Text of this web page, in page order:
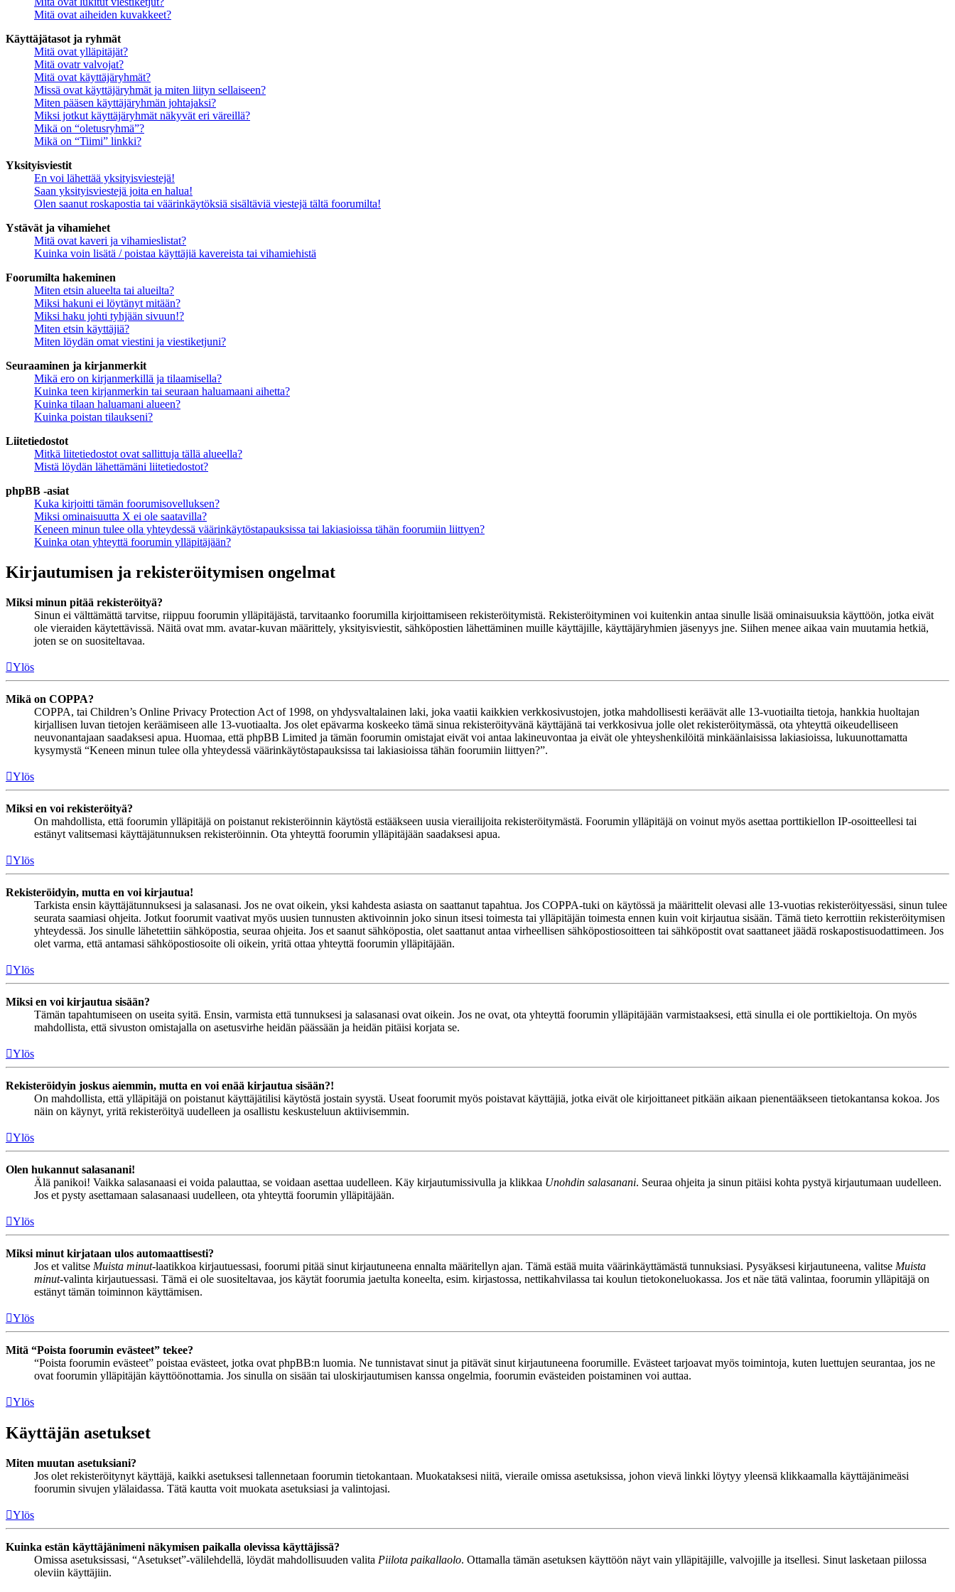
Mitä ovat aiheiden kuvakkeet?
Käyttäjätasot ja ryhmät
Mitä ovat ylläpitäjät?
Mitä ovatr valvojat?
Mitä ovat käyttäjäryhmät?
Missä ovat käyttäjäryhmät ja miten liityn sellaiseen?
Miten pääsen käyttäjäryhmän johtajaksi?
Miksi jotkut käyttäjäryhmät näkyvät eri väreillä?
Mikä on “oletusryhmä”?
Mikä on “Tiimi” linkki?
Yksityisviestit
En voi lähettää yksityisviestejä!
Saan yksityisviestejä joita en halua!
Olen saanut roskapostia tai väärinkäytöksiä sisältäviä viestejä tältä foorumilta!
Ystävät ja vihamiehet
Mitä ovat kaveri ja vihamieslistat?
Kuinka voin lisätä / poistaa käyttäjiä kavereista tai vihamiehistä
Foorumilta hakeminen
Miten etsin alueelta tai alueilta?
Miksi hakuni ei löytänyt mitään?
Miksi haku johti tyhjään sivuun!?
Miten etsin käyttäjiä?
Miten löydän omat viestini ja viestiketjuni?
Seuraaminen ja kirjanmerkit
Mikä ero on kirjanmerkillä ja tilaamisella?
Kuinka teen kirjanmerkin tai seuraan haluamaani aihetta?
Kuinka tilaan haluamani alueen?
Kuinka poistan tilaukseni?
Liitetiedostot
Mitkä liitetiedostot ovat sallittuja tällä alueella?
Mistä löydän lähettämäni liitetiedostot?
phpBB -asiat
Kuka kirjoitti tämän foorumisovelluksen?
Miksi ominaisuutta X ei ole saatavilla?
Keneen minun tulee olla yhteydessä väärinkäytöstapauksissa tai lakiasioissa tähän foorumiin liittyen?
Kuinka otan yhteyttä foorumin ylläpitäjään?
Kirjautumisen ja rekisteröitymisen ongelmat
Miksi minun pitää rekisteröityä?
Sinun ei välttämättä tarvitse, riippuu foorumin ylläpitäjästä, tarvitaanko foorumilla kirjoittamiseen rekisteröitymistä. Rekisteröityminen voi kuitenkin antaa sinulle lisää ominaisuuksia käyttöön, jotka eivät
ole vieraiden käytettävissä. Näitä ovat mm. avatar-kuvan määrittely, yksityisviestit, sähköpostien lähettäminen muille käyttäjille, käyttäjäryhmien jäsenyys jne. Siihen menee aikaa vain muutamia hetkiä,
joten se on suositeltavaa.
Ylös
Mikä on COPPA?
COPPA, tai Children’s Online Privacy Protection Act of 1998, on yhdysvaltalainen laki, joka vaatii kaikkien verkkosivustojen, jotka mahdollisesti keräävät alle 13-vuotiailta tietoja, hankkia huoltajan
kirjallisen luvan tietojen keräämiseen alle 13-vuotiaalta. Jos olet epävarma koskeeko tämä sinua rekisteröityvänä käyttäjänä tai verkkosivua jolle olet rekisteröitymässä, ota yhteyttä oikeudelliseen
neuvonantajaan saadaksesi apua. Huomaa, että phpBB Limited ja tämän foorumin omistajat eivät voi antaa lakineuvontaa ja eivät ole yhteyshenkilöitä minkäänlaisissa lakiasioissa, lukuunottamatta
kysymystä “Keneen minun tulee olla yhteydessä väärinkäytöstapauksissa tai lakiasioissa tähän foorumiin liittyen?”.
Ylös
Miksi en voi rekisteröityä?
On mahdollista, että foorumin ylläpitäjä on poistanut rekisteröinnin käytöstä estääkseen uusia vierailijoita rekisteröitymästä. Foorumin ylläpitäjä on voinut myös asettaa porttikiellon IP-osoitteellesi tai
estänyt valitsemasi käyttäjätunnuksen rekisteröinnin. Ota yhteyttä foorumin ylläpitäjään saadaksesi apua.
Ylös
Rekisteröidyin, mutta en voi kirjautua!
Tarkista ensin käyttäjätunnuksesi ja salasanasi. Jos ne ovat oikein, yksi kahdesta asiasta on saattanut tapahtua. Jos COPPA-tuki on käytössä ja määrittelit olevasi alle 13-vuotias rekisteröityessäsi, sinun tulee
seurata saamiasi ohjeita. Jotkut foorumit vaativat myös uusien tunnusten aktivoinnin joko sinun itsesi toimesta tai ylläpitäjän toimesta ennen kuin voit kirjautua sisään. Tämä tieto kerrottiin rekisteröitymisen
yhteydessä. Jos sinulle lähetettiin sähköpostia, seuraa ohjeita. Jos et saanut sähköpostia, olet saattanut antaa virheellisen sähköpostiosoitteen tai sähköpostit ovat saattaneet jäädä roskapostisuodattimeen. Jos
olet varma, että antamasi sähköpostiosoite oli oikein, yritä ottaa yhteyttä foorumin ylläpitäjään.
Ylös
Miksi en voi kirjautua sisään?
Tämän tapahtumiseen on useita syitä. Ensin, varmista että tunnuksesi ja salasanasi ovat oikein. Jos ne ovat, ota yhteyttä foorumin ylläpitäjään varmistaaksesi, että sinulla ei ole porttikieltoja. On myös
mahdollista, että sivuston omistajalla on asetusvirhe heidän päässään ja heidän pitäisi korjata se.
Ylös
Rekisteröidyin joskus aiemmin, mutta en voi enää kirjautua sisään?!
On mahdollista, että ylläpitäjä on poistanut käyttäjätilisi käytöstä jostain syystä. Useat foorumit myös poistavat käyttäjiä, jotka eivät ole kirjoittaneet pitkään aikaan pienentääkseen tietokantansa kokoa. Jos
näin on käynyt, yritä rekisteröityä uudelleen ja osallistu keskusteluun aktiivisemmin.
Ylös
Olen hukannut salasanani!
Älä panikoi! Vaikka salasanaasi ei voida palauttaa, se voidaan asettaa uudelleen. Käy kirjautumissivulla ja klikkaa Unohdin salasanani. Seuraa ohjeita ja sinun pitäisi kohta pystyä kirjautumaan uudelleen.
Jos et pysty asettamaan salasanaasi uudelleen, ota yhteyttä foorumin ylläpitäjään.
Ylös
Miksi minut kirjataan ulos automaattisesti?
Jos et valitse Muista minut-laatikkoa kirjautuessasi, foorumi pitää sinut kirjautuneena ennalta määritellyn ajan. Tämä estää muita väärinkäyttämästä tunnuksiasi. Pysyäksesi kirjautuneena, valitse Muista
minut-valinta kirjautuessasi. Tämä ei ole suositeltavaa, jos käytät foorumia jaetulta koneelta, esim. kirjastossa, nettikahvilassa tai koulun tietokoneluokassa. Jos et näe tätä valintaa, foorumin ylläpitäjä on
estänyt tämän toiminnon käyttämisen.
Ylös
Mitä “Poista foorumin evästeet” tekee?
“Poista foorumin evästeet” poistaa evästeet, jotka ovat phpBB:n luomia. Ne tunnistavat sinut ja pitävät sinut kirjautuneena foorumille. Evästeet tarjoavat myös toimintoja, kuten luettujen seurantaa, jos ne
ovat foorumin ylläpitäjän käyttöönottamia. Jos sinulla on sisään tai uloskirjautumisen kanssa ongelmia, foorumin evästeiden poistaminen voi auttaa.
Ylös
Käyttäjän asetukset
Miten muutan asetuksiani?
Jos olet rekisteröitynyt käyttäjä, kaikki asetuksesi tallennetaan foorumin tietokantaan. Muokataksesi niitä, vieraile omissa asetuksissa, johon vievä linkki löytyy yleensä klikkaamalla käyttäjänimeäsi
foorumin sivujen ylälaidassa. Tätä kautta voit muokata asetuksiasi ja valintojasi.
Ylös
Kuinka estän käyttäjänimeni näkymisen paikalla olevissa käyttäjissä?
Omissa asetuksissasi, “Asetukset”-välilehdellä, löydät mahdollisuuden valita Piilota paikallaolo. Ottamalla tämän asetuksen käyttöön näyt vain ylläpitäjille, valvojille ja itsellesi. Sinut lasketaan piilossa
oleviin käyttäjiin.